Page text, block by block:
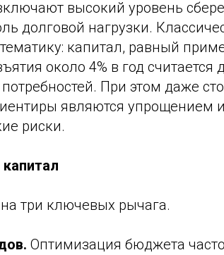
высокий уровень
долговой нагрузки.
капитал, равный
около 4% в год считается
При этом даже
являются упрощением
риски.
три ключевых рычага.
Оптимизация бюджета